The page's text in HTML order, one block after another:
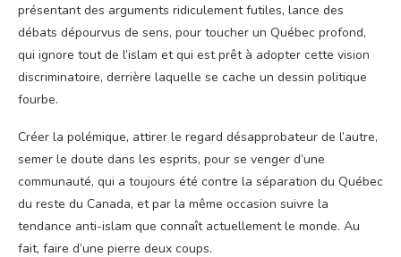
présentant des arguments ridiculement futiles, lance des
débats dépourvus de sens, pour toucher un Québec profond,
qui ignore tout de l’islam et qui est prêt à adopter cette vision
discriminatoire, derrière laquelle se cache un dessin politique
fourbe.
Créer la polémique, attirer le regard désapprobateur de l’autre,
semer le doute dans les esprits, pour se venger d’une
communauté, qui a toujours été contre la séparation du Québec
du reste du Canada, et par la même occasion suivre la
tendance anti-islam que connaît actuellement le monde. Au
fait, faire d’une pierre deux coups.